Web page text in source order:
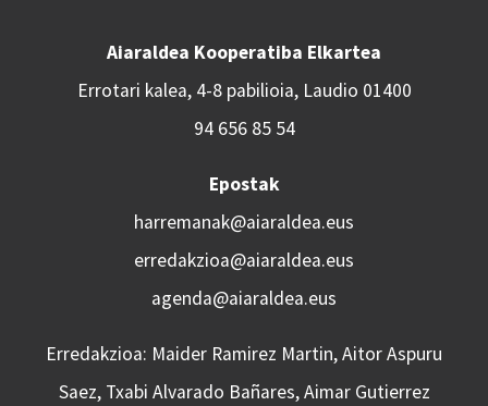
Aiaraldea Kooperatiba Elkartea
Errotari kalea, 4-8 pabilioia, Laudio 01400
94 656 85 54
Epostak
harremanak@aiaraldea.eus
erredakzioa@aiaraldea.eus
agenda@aiaraldea.eus
Erredakzioa: Maider Ramirez Martin, Aitor Aspuru
Saez, Txabi Alvarado Bañares, Aimar Gutierrez